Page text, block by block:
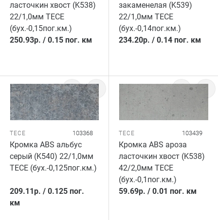
ласточкин хвост (K538)
22/1,0мм TECE
(бух.-0,15пог.км.)
250.93р. / 0.15 пог. км
закаменелая (K539)
22/1,0мм TECE
(бух.-0,14пог.км.)
234.20р. / 0.14 пог. км
TECE 103368
Кромка ABS альбус
серый (K540) 22/1,0мм
TECE (бух.-0,125пог.км.)
209.11р. / 0.125 пог.
км
TECE 103439
Кромка ABS ароза
ласточкин хвост (K538)
42/2,0мм TECE
(бух.-0,1пог.км.)
59.69р. / 0.01 пог. км